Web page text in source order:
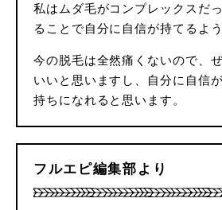
私はムダ毛がコンプレックスだ
ることで自分に自信が持てるよ
今の脱毛は全然痛くないので、
いいと思いますし、自分に自信
持ちになれると思います。
フルエピ編集部より